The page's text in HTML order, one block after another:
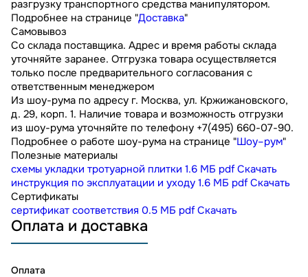
разгрузку транспортного средства манипулятором.
Подробнее на странице "Доставка"
Самовывоз
Со склада поставщика. Адрес и время работы склада
уточняйте заранее. Отгрузка товара осуществляется
только после предварительного согласования с
ответственным менеджером
Из шоу-рума по адресу г. Москва, ул. Кржижановского,
д. 29, корп. 1. Наличие товара и возможность отгрузки
из шоу-рума уточняйте по телефону +7(495) 660-07-90.
Подробнее о работе шоу-рума на странице "Шоу–рум"
Полезные материалы
схемы укладки тротуарной плитки 1.6 МБ pdf Скачать
инструкция по эксплуатации и уходу 1.6 МБ pdf Скачать
Сертификаты
сертификат соответствия 0.5 МБ pdf Скачать
Оплата и доставка
Оплата